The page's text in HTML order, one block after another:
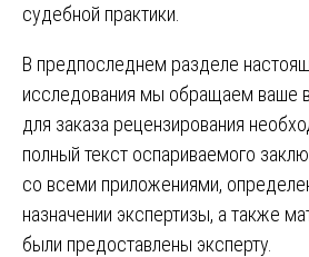
судебной практики.
В предпоследнем разделе
исследования мы обращаем ваше
для заказа рецензирования
полный текст оспариваемого
со всеми приложениями,
назначении экспертизы, а также
были предоставлены эксперту.